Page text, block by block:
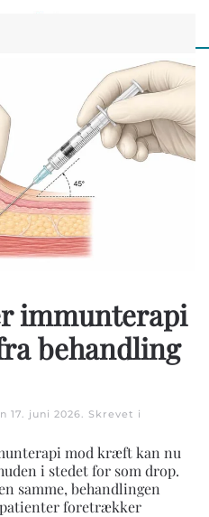
immunterapi
behandling
17. juni 2026 . Skrevet i
mod kræft kan nu
i stedet for som drop.
samme, behandlingen
foretrækker